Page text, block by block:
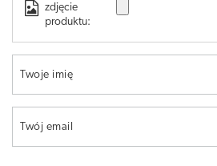
zdjęcie
produktu:
Twoje imię
Twój email